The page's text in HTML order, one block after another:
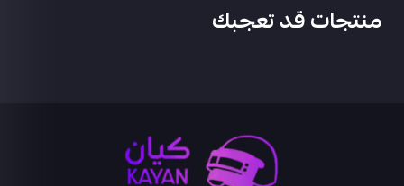
منتجات قد تعجبك